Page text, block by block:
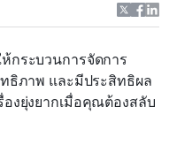
กระบวนการจัดการ
ธิภาพ และมีประสิทธิผล
งยุ่งยากเมื่อคุณต้องสลับ
ระชุมถึงสำคัญ?
ฟต์แวร์จัดการการ
ที่สุดของปี 2026